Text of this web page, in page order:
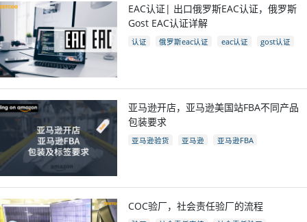
EAC认证| 出口俄罗斯EAC认证，俄罗斯
Gost EAC认证详解
认证 俄罗斯eac认证 eac认证
gost认证
亚马逊开店，亚马逊美国站FBA不同产品
包装要求
亚马逊验货 亚马逊
亚马逊FBA
COC验厂，社会责任验厂的流程